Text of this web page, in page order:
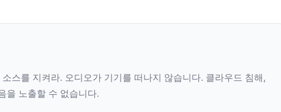
스를 지켜라. 오디오가 기기를 떠나지 않습니다. 클라우드 침해,
을 노출할 수 없습니다.